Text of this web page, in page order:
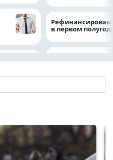
в первом